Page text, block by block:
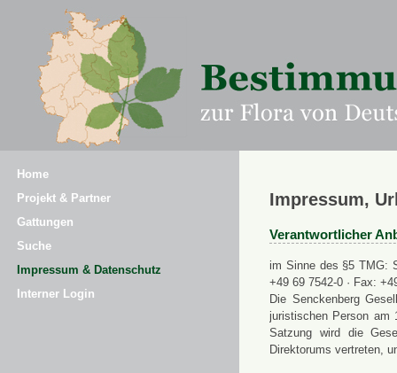
Home
Projekt & Partner
Gattungen
Suche
Impressum & Datenschutz
Interner Login
Impressum,
Verantwortlicher
im Sinne des §5 TMG:
+49 69 7542-0 · Fax:
Die Senckenberg
juristischen Person am
Satzung wird die
Direktorums vertreten,